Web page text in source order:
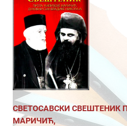
СВЕТОСАВСКИ СВЕШТЕНИК
МАРИЧИЋ,